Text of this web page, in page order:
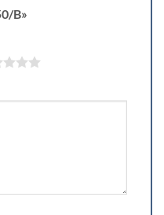
B»